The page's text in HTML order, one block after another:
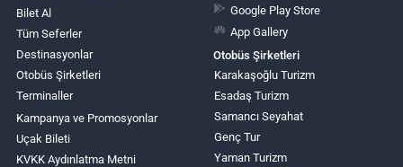
Bilet Al
Tüm Seferler
Destinasyonlar
Otobüs Şirketleri
Terminaller
Kampanya ve Promosyonlar
Uçak Bileti
KVKK Aydınlatma Metni
Google Play Store
App Gallery
Otobüs Şirketleri
Karakaşoğlu Turizm
Esadaş Turizm
Samancı Seyahat
Genç Tur
Yaman Turizm